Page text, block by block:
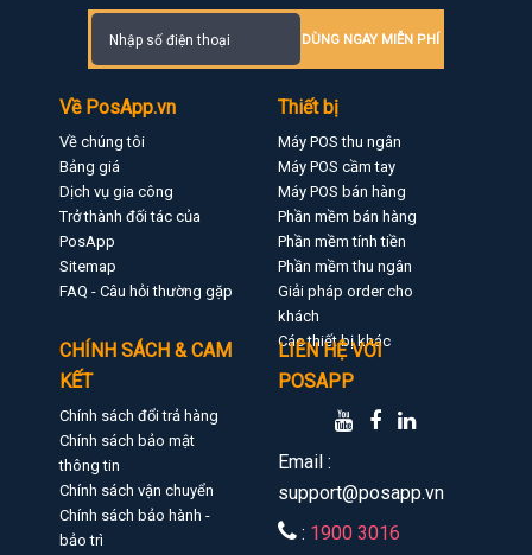
DÙNG NGAY MIỄN PHÍ
Về PosApp.vn
Về chúng tôi
Bảng giá
Dịch vụ gia công
Trở thành đối tác của
PosApp
Sitemap
FAQ - Câu hỏi thường gặp
Thiết bị
Máy POS thu ngân
Máy POS cầm tay
Máy POS bán hàng
Phần mềm bán hàng
Phần mềm tính tiền
Phần mềm thu ngân
Giải pháp order cho
khách
Các thiết bị khác
CHÍNH SÁCH & CAM
KẾT
Chính sách đổi trả hàng
Chính sách bảo mật
thông tin
Chính sách vận chuyển
Chính sách bảo hành -
bảo trì
LIÊN HỆ VỚI
POSAPP
Email :
support@posapp.vn
: 1900 3016